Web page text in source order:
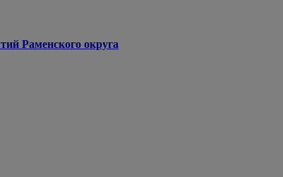
Раменского округа